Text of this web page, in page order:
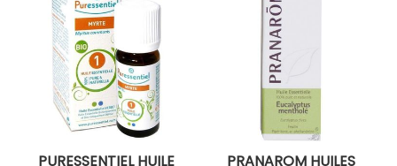
PURESSENTIEL HUILE PRANAROM HUILES